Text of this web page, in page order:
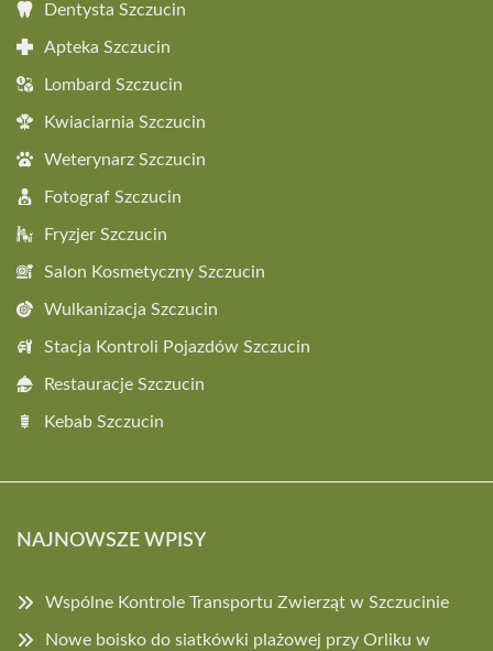
Dentysta Szczucin
Apteka Szczucin
Lombard Szczucin
Kwiaciarnia Szczucin
Weterynarz Szczucin
Fotograf Szczucin
Fryzjer Szczucin
Salon Kosmetyczny Szczucin
Wulkanizacja Szczucin
Stacja Kontroli Pojazdów Szczucin
Restauracje Szczucin
Kebab Szczucin
NAJNOWSZE WPISY
Wspólne Kontrole Transportu Zwierząt w Szczucinie
Nowe boisko do siatkówki plażowej przy Orliku w